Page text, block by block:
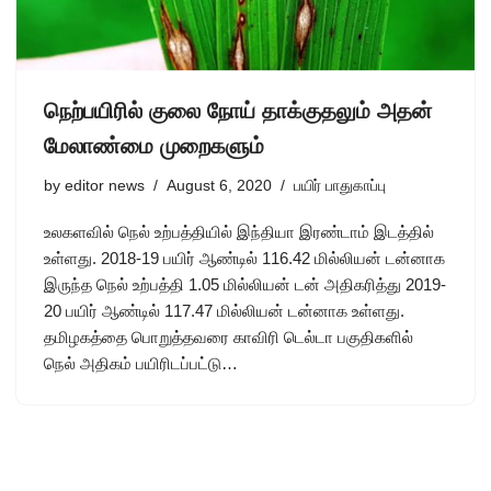
நெற்பயிரில் குலை நோய் தாக்குதலும் அதன்
மேலாண்மை முறைகளும்
by editor news August 6, 2020 பயிர் பாதுகாப்பு
உலகளவில் நெல் உற்பத்தியில் இந்தியா இரண்டாம் இடத்தில்
உள்ளது. 2018-19 பயிர் ஆண்டில் 116.42 மில்லியன் டன்னாக
இருந்த நெல் உற்பத்தி 1.05 மில்லியன் டன் அதிகரித்து 2019-
20 பயிர் ஆண்டில் 117.47 மில்லியன் டன்னாக உள்ளது.
தமிழகத்தை பொறுத்தவரை காவிரி டெல்டா பகுதிகளில்
நெல் அதிகம் பயிரிடப்பட்டு…